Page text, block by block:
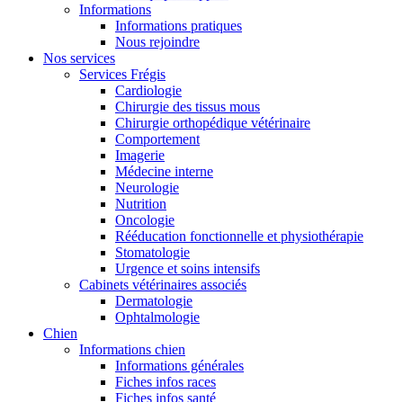
Informations
Informations pratiques
Nous rejoindre
Nos services
Services Frégis
Cardiologie
Chirurgie des tissus mous
Chirurgie orthopédique vétérinaire
Comportement
Imagerie
Médecine interne
Neurologie
Nutrition
Oncologie
Rééducation fonctionnelle et physiothérapie
Stomatologie
Urgence et soins intensifs
Cabinets vétérinaires associés
Dermatologie
Ophtalmologie
Chien
Informations chien
Informations générales
Fiches infos races
Fiches infos santé